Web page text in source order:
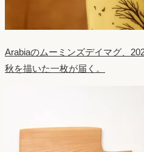
Arabiaのムーミンズデイマグ、
秋を描いた一枚が届く。